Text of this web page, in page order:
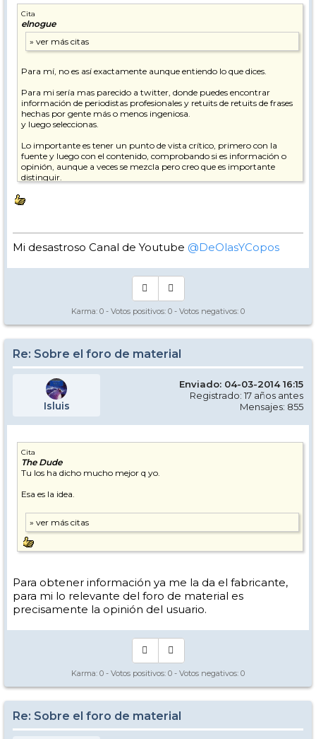
devoradores de catálogos, que parece que saben, creen que saben,
pero que en realidad no saben cómo o porque funcionan o no , ni
siquiera teoría básica de como funcionan el material.
Es decir que es complicado sacar información realmente útil ya que
hay muuuuuuuuuucha paja y poco grano (y encima este es
que aportan muy buena información. Y no por lo que cuentan (que
también) si no por lo qué preguntan y cómo lo hacen.
Consiguen preguntar cuestiones importantes, inteligentes, abiertas
a debate y consiguen que los que más saben den su opinión (como el
Estos foreros son los que más me gustan a mí, los que hacen esto
interesante (y este post es una muestra de lo que digo).
Cita
elnogue
Para mí, no es así exactamente aunque entiendo lo que dices.
Para mi sería mas parecido a twitter, donde puedes encontrar
información de periodistas profesionales y retuits de retuits de frases
hechas por gente más o menos ingeniosa.
y luego seleccionas.
Lo importante es tener un punto de vista crítico, primero con la
fuente y luego con el contenido, comprobando si es información o
opinión, aunque a veces se mezcla pero creo que es importante
distinguir.
Creo que eso es clave, no confundir opinión con información.
Mi desastroso Canal de Youtube @DeOlasYCopos
Karma: 0 - Votos positivos: 0 - Votos negativos: 0
Re: Sobre el foro de material
Isluis
Enviado: 04-03-2014 16:15
Registrado: 17 años antes
Mensajes: 855
Cita
The Dude
Tu los ha dicho mucho mejor q yo.
Esa es la idea.
Para obtener información ya me la da el fabricante,
para mi lo relevante del foro de material es
precisamente la opinión del usuario.
Karma: 0 - Votos positivos: 0 - Votos negativos: 0
Re: Sobre el foro de material